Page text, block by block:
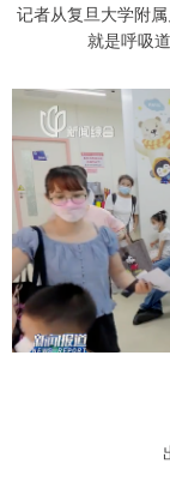
记者从复旦大学附
就是呼吸